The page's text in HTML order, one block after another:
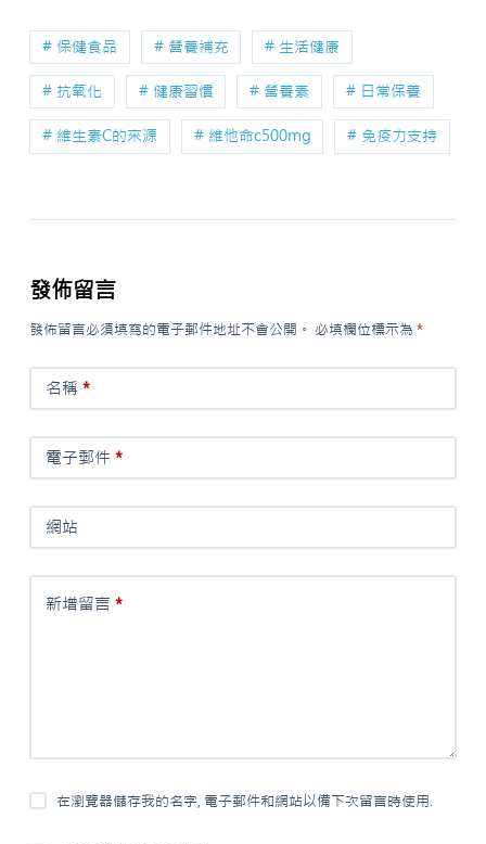
# 保健食品 # 營養補充 # 生活健康
# 抗氧化 # 健康習慣 # 營養素 # 日常保養
# 維生素C的來源 # 維他命c500mg # 免疫力支持
發佈留言
發佈留言必須填寫的電子郵件地址不會公開。 必填欄位標示為 *
名稱 *
電子郵件*
網站
新增留言 *
在瀏覽器儲存我的名字, 電子郵件和網站以備下次留言時使用.